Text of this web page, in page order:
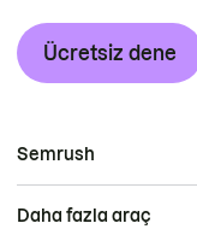
Ücretsiz dene
Semrush
Daha fazla araç